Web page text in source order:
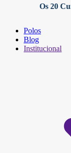
Os 20
Polos
Blog
Institucional